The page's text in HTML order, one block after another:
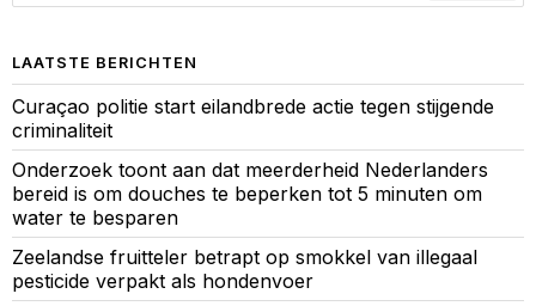
LAATSTE BERICHTEN
Curaçao politie start eilandbrede actie tegen stijgende
criminaliteit
Onderzoek toont aan dat meerderheid Nederlanders
bereid is om douches te beperken tot 5 minuten om
water te besparen
Zeelandse fruitteler betrapt op smokkel van illegaal
pesticide verpakt als hondenvoer